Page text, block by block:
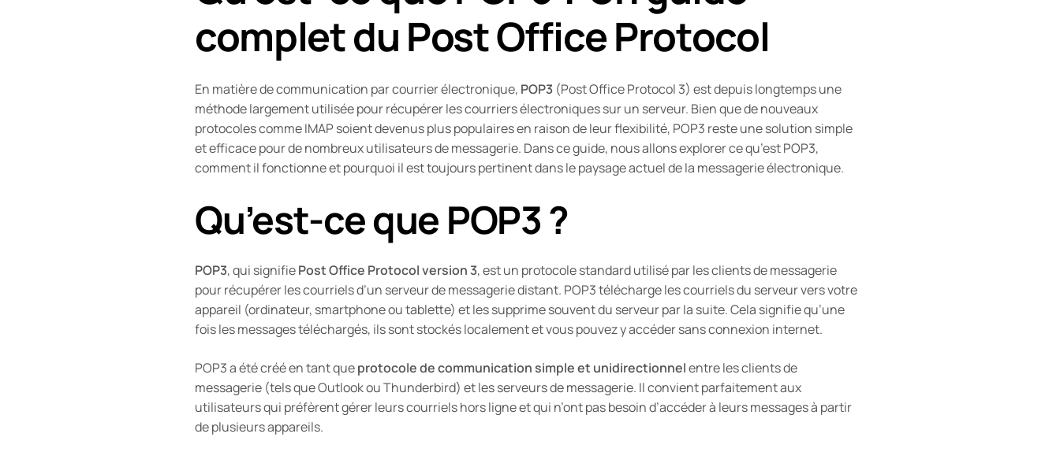
complet du Post Office Protocol
En matière de communication par courrier électronique, POP3 (Post Office Protocol 3) est depuis longtemps une
méthode largement utilisée pour récupérer les courriers électroniques sur un serveur. Bien que de nouveaux
protocoles comme IMAP soient devenus plus populaires en raison de leur flexibilité, POP3 reste une solution simple
et efficace pour de nombreux utilisateurs de messagerie. Dans ce guide, nous allons explorer ce qu’est POP3,
comment il fonctionne et pourquoi il est toujours pertinent dans le paysage actuel de la messagerie électronique.
Qu’est-ce que POP3 ?
POP3, qui signifiePost Office Protocol version 3, est un protocole standard utilisé par les clients de messagerie
pour récupérer les courriels d’un serveur de messagerie distant. POP3 télécharge les courriels du serveur vers votre
appareil (ordinateur, smartphone ou tablette) et les supprime souvent du serveur par la suite. Cela signifie qu’une
fois les messages téléchargés, ils sont stockés localement et vous pouvez y accéder sans connexion internet.
POP3 a été créé en tant queprotocole de communication simple et unidirectionnelentre les clients de
messagerie (tels que Outlook ou Thunderbird) et les serveurs de messagerie. Il convient parfaitement aux
utilisateurs qui préfèrent gérer leurs courriels hors ligne et qui n’ont pas besoin d’accéder à leurs messages à partir
de plusieurs appareils.